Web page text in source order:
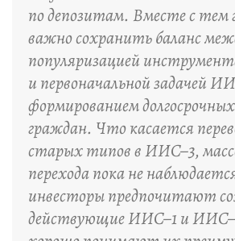
по депозитам. Вместе с тем
важно сохранить баланс
популяризацией
и первоначальной задачей
формированием
граждан. Что касается
старых типов в ИИС–3,
перехода пока не
инвесторы предпочитают
действующие ИИС–1 и